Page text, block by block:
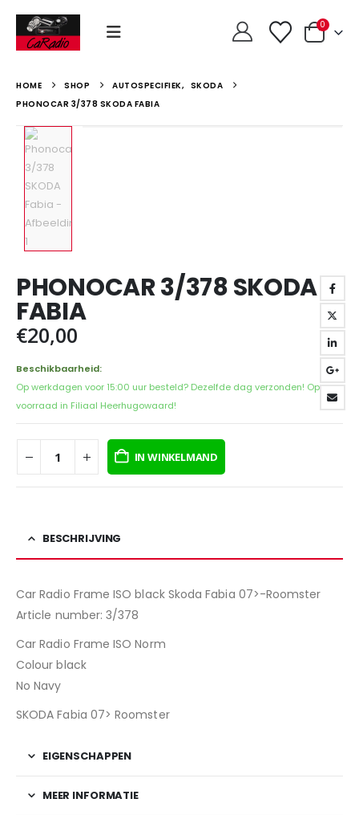
0
HOME SHOP AUTOSPECIFIEK, SKODA
PHONOCAR 3/378 SKODA FABIA
PHONOCAR 3/378 SKODA
FABIA
€20,00
Beschikbaarheid:
Op werkdagen voor 15:00 uur besteld? Dezelfde dag verzonden! Op
voorraad in Filiaal Heerhugowaard!
IN WINKELMAND
BESCHRIJVING
Car Radio Frame ISO black Skoda Fabia 07>-Roomster
Article number: 3/378
Car Radio Frame ISO Norm
Colour black
No Navy
SKODA Fabia 07> Roomster
EIGENSCHAPPEN
MEER INFORMATIE